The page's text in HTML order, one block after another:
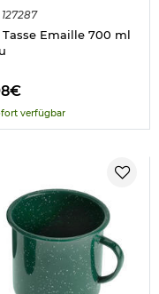
127287
Tasse Emaille 700 ml
verfügbar